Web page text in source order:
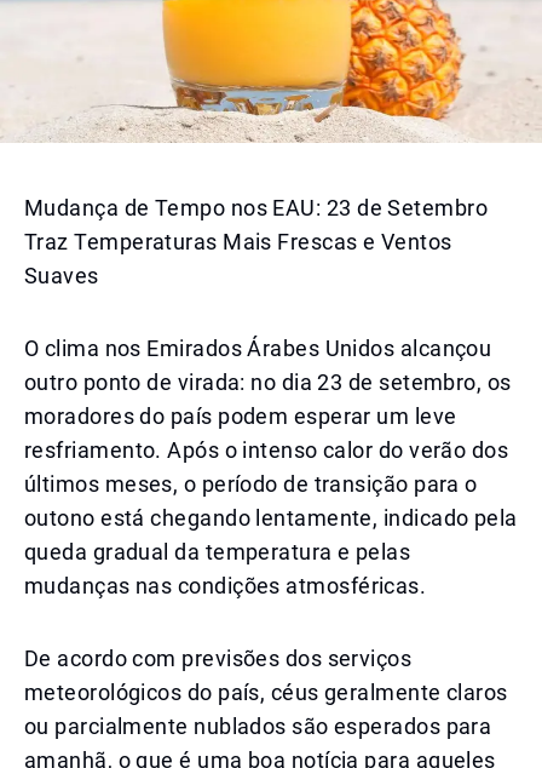
Mudança de Tempo nos EAU: 23 de Setembro
Traz Temperaturas Mais Frescas e Ventos
Suaves
O clima nos Emirados Árabes Unidos alcançou
outro ponto de virada: no dia 23 de setembro, os
moradores do país podem esperar um leve
resfriamento. Após o intenso calor do verão dos
últimos meses, o período de transição para o
outono está chegando lentamente, indicado pela
queda gradual da temperatura e pelas
mudanças nas condições atmosféricas.
De acordo com previsões dos serviços
meteorológicos do país, céus geralmente claros
ou parcialmente nublados são esperados para
amanhã, o que é uma boa notícia para aqueles